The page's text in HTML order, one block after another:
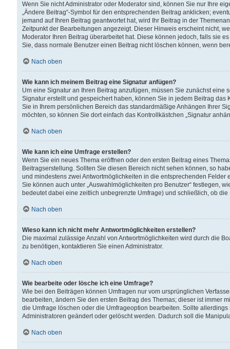
Wenn Sie nicht Administrator oder Moderator sind, können Sie nur Ihre
„Ändere Beitrag“-Symbol für den entsprechenden Beitrag anklicken;
jemand auf Ihren Beitrag geantwortet hat, wird Ihr Beitrag in der
Zeitpunkt der Bearbeitungen angezeigt. Dieser Hinweis erscheint nicht,
Moderator Ihren Beitrag überarbeitet hat. Diese können jedoch, falls sie
Sie, dass normale Benutzer einen Beitrag nicht löschen können, wenn
Nach oben
Wie kann ich meinem Beitrag eine Signatur anfügen?
Um eine Signatur an Ihren Beitrag anzufügen, müssen Sie zunächst
Signatur erstellt und gespeichert haben, können Sie in jedem Beitrag
Sie in Ihrem persönlichen Bereich das standardmäßige Anhängen Ihrer
möchten, so können Sie dort einfach das Kontrollkästchen „Signatur
Nach oben
Wie kann ich eine Umfrage erstellen?
Wenn Sie ein neues Thema eröffnen oder den ersten Beitrag eines
Beitragserstellung. Sollten Sie diesen Bereich nicht sehen können, so
und mindestens zwei Antwortmöglichkeiten in die entsprechenden
Sie können auch unter „Auswahlmöglichkeiten pro Benutzer“ festlegen,
bedeutet dabei eine zeitlich unbegrenzte Umfrage) und schließlich, ob
Nach oben
Wieso kann ich nicht mehr Antwortmöglichkeiten erstellen?
Die maximal zulässige Anzahl von Antwortmöglichkeiten wird durch die
zu benötigen, kontaktieren Sie einen Administrator.
Nach oben
Wie bearbeite oder lösche ich eine Umfrage?
Wie bei den Beiträgen können Umfragen nur vom ursprünglichen
bearbeiten, ändern Sie den ersten Beitrag des Themas; dieser ist immer
die Umfrage löschen oder die Umfrageoption bearbeiten. Sollte
Administratoren geändert oder gelöscht werden. Dadurch soll die
Nach oben